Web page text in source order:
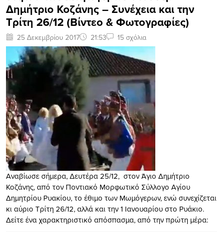
Δημήτριο Κοζάνης – Συνέχεια και την
Τρίτη 26/12 (Βίντεο & Φωτογραφίες)
25 Δεκεμβρίου 2017 21:53 15 σχόλια
Αναβίωσε σήμερα, Δευτέρα 25/12, στον Άγιο Δημήτριο
Κοζάνης, από τον Ποντιακό Μορφωτικό Σύλλογο Αγίου
Δημητρίου Ρυακίου,το έθιμο των Μωμόγερων, ενώ συνεχίζεται
κι αύριο Τρίτη 26/12, αλλά και την 1 Ιανουαρίου στο Ρυάκιο.
Δείτε ένα χαρακτηριστικό απόσπασμα, από την πρώτη μέρα: